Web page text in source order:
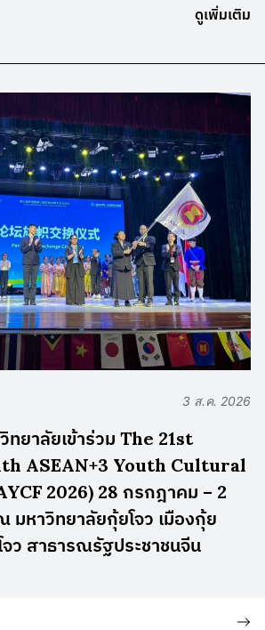
ดูเพิ่มเติม
3 ส.ค. 2026
ยาลัยเข้าร่วม The 21st
ASEAN+3 Youth Cultural
2026) 28 กรกฎาคม – 2
มหาวิทยาลัยกุ้ยโจว เมืองกุ้ย
ว สาธารณรัฐประชาชนจีน